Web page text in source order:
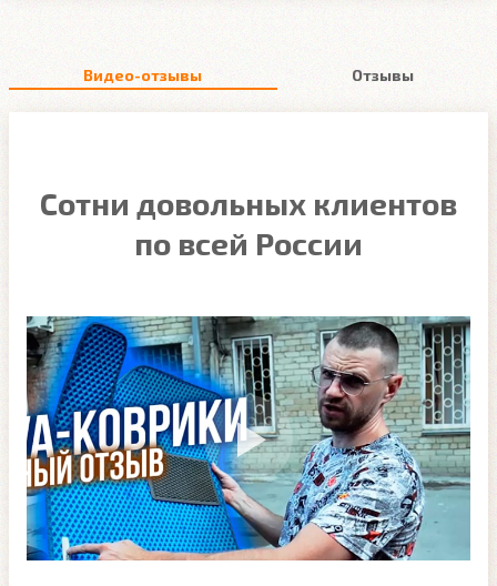
Видео-отзывы Отзывы
Сотни довольных клиентов
по всей России